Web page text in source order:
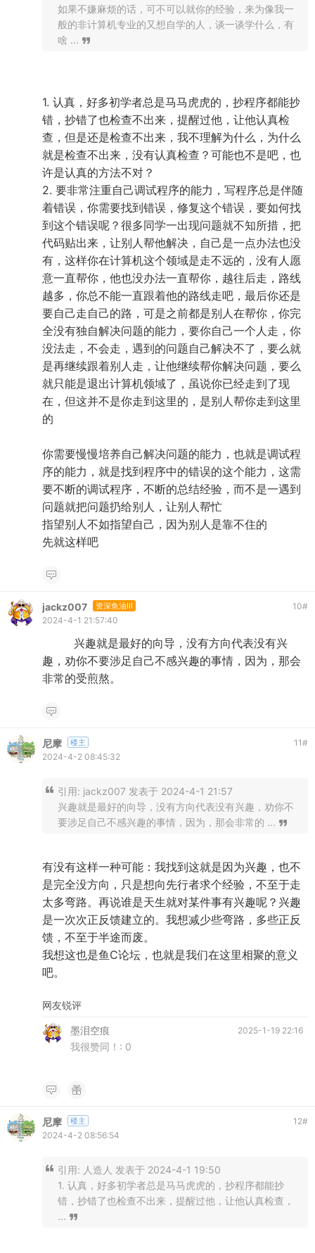
如果不嫌麻烦的话，可不可以就你的经验，来为像我一
般的非计算机专业的又想自学的人，谈一谈学什么，有
啥 ...
1. 认真，好多初学者总是马马虎虎的，抄程序都能抄
错，抄错了也检查不出来，提醒过他，让他认真检
查，但是还是检查不出来，我不理解为什么，为什么
就是检查不出来，没有认真检查？可能也不是吧，也
许是认真的方法不对？
2. 要非常注重自己调试程序的能力，写程序总是伴随
着错误，你需要找到错误，修复这个错误，要如何找
到这个错误呢？很多同学一出现问题就不知所措，把
代码贴出来，让别人帮他解决，自己是一点办法也没
有，这样你在计算机这个领域是走不远的，没有人愿
意一直帮你，他也没办法一直帮你，越往后走，路线
越多，你总不能一直跟着他的路线走吧，最后你还是
要自己走自己的路，可是之前都是别人在帮你，你完
全没有独自解决问题的能力，要你自己一个人走，你
没法走，不会走，遇到的问题自己解决不了，要么就
是再继续跟着别人走，让他继续帮你解决问题，要么
就只能是退出计算机领域了，虽说你已经走到了现
在，但这并不是你走到这里的，是别人帮你走到这里
的
你需要慢慢培养自己解决问题的能力，也就是调试程
序的能力，就是找到程序中的错误的这个能力，这需
要不断的调试程序，不断的总结经验，而不是一遇到
问题就把问题扔给别人，让别人帮忙
指望别人不如指望自己，因为别人是靠不住的
先就这样吧
jackz007 资深鱼油III 10#
2024-4-1 21:57:40
兴趣就是最好的向导，没有方向代表没有兴
趣，劝你不要涉足自己不感兴趣的事情，因为，那会
非常的受煎熬。
尼摩 楼主 11#
2024-4-2 08:45:32
引用: jackz007 发表于 2024-4-1 21:57
兴趣就是最好的向导，没有方向代表没有兴趣，劝你不
要涉足自己不感兴趣的事情，因为，那会非常的 ...
有没有这样一种可能：我找到这就是因为兴趣，也不
是完全没方向，只是想向先行者求个经验，不至于走
太多弯路。再说谁是天生就对某件事有兴趣呢？兴趣
是一次次正反馈建立的。我想减少些弯路，多些正反
馈，不至于半途而废。
我想这也是鱼C论坛，也就是我们在这里相聚的意义
吧。
网友锐评
2025-1-19 22:16
墨泪空痕
我很赞同！: 0
尼摩 楼主 12#
2024-4-2 08:56:54
引用: 人造人 发表于 2024-4-1 19:50
1. 认真，好多初学者总是马马虎虎的，抄程序都能抄
错，抄错了也检查不出来，提醒过他，让他认真检查，
...